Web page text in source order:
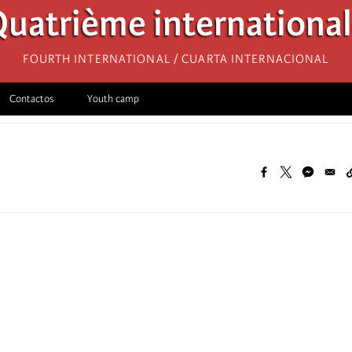
Fourth International / Cuarta Internacional
Contactos Youth camp